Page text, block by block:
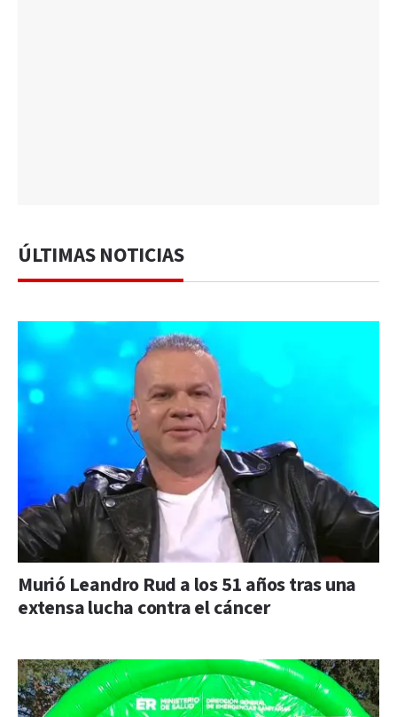
ÚLTIMAS NOTICIAS
Murió Leandro Rud a los 51 años tras una
extensa lucha contra el cáncer